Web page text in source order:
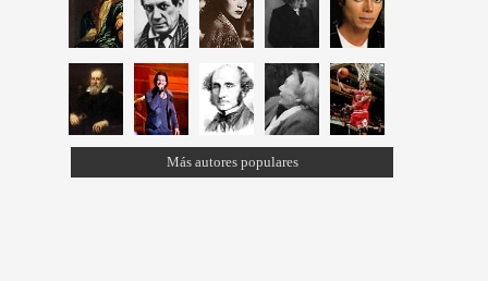
Más autores populares